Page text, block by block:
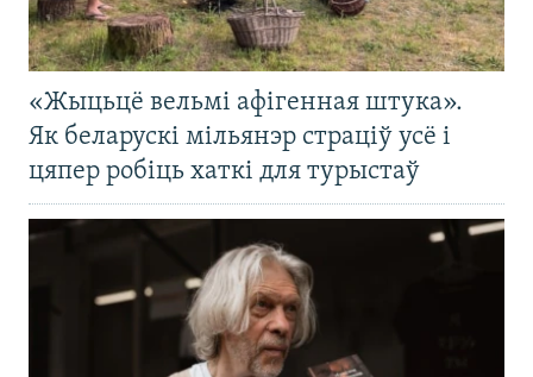
«Жыцьцё вельмі афігенная штука».
Як беларускі мільянэр страціў усё і
цяпер робіць хаткі для турыстаў